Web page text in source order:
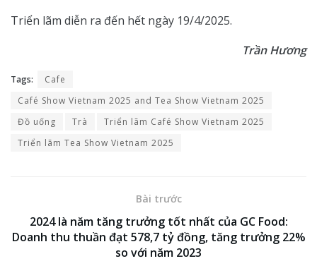
Triển lãm diễn ra đến hết ngày 19/4/2025.
Trần Hương
Tags:
Cafe
Café Show Vietnam 2025 and Tea Show Vietnam 2025
Đồ uống
Trà
Triển lãm Café Show Vietnam 2025
Triển lãm Tea Show Vietnam 2025
Bài trước
2024 là năm tăng trưởng tốt nhất của GC Food:
Doanh thu thuần đạt 578,7 tỷ đồng, tăng trưởng 22%
so với năm 2023